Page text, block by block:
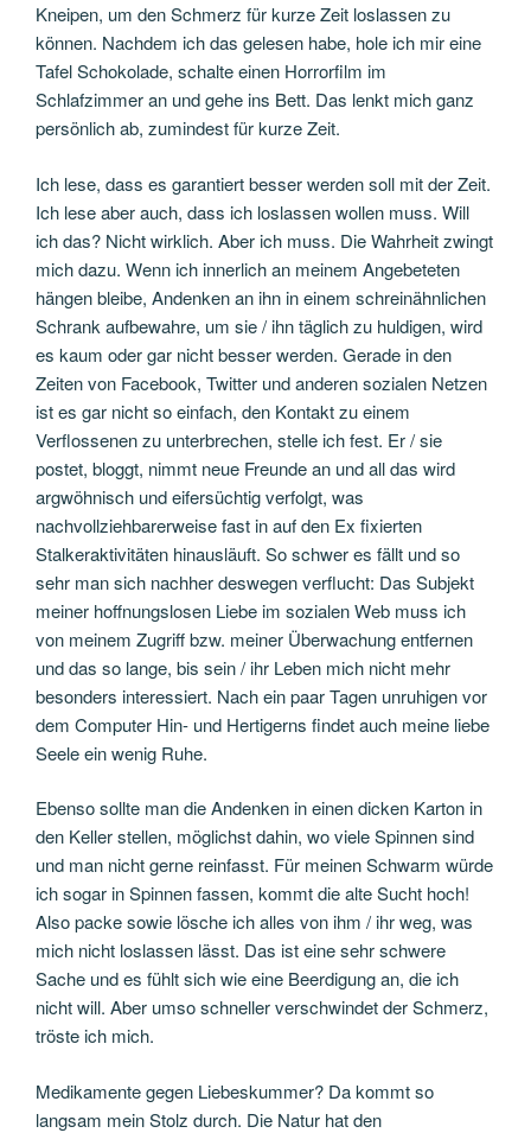
Kneipen, um den Schmerz für kurze Zeit loslassen zu
können. Nachdem ich das gelesen habe, hole ich mir eine
Tafel Schokolade, schalte einen Horrorfilm im
Schlafzimmer an und gehe ins Bett. Das lenkt mich ganz
persönlich ab, zumindest für kurze Zeit.
Ich lese, dass es garantiert besser werden soll mit der Zeit.
Ich lese aber auch, dass ich loslassen wollen muss. Will
ich das? Nicht wirklich. Aber ich muss. Die Wahrheit zwingt
mich dazu. Wenn ich innerlich an meinem Angebeteten
hängen bleibe, Andenken an ihn in einem schreinähnlichen
Schrank aufbewahre, um sie / ihn täglich zu huldigen, wird
es kaum oder gar nicht besser werden. Gerade in den
Zeiten von Facebook, Twitter und anderen sozialen Netzen
ist es gar nicht so einfach, den Kontakt zu einem
Verflossenen zu unterbrechen, stelle ich fest. Er / sie
postet, bloggt, nimmt neue Freunde an und all das wird
argwöhnisch und eifersüchtig verfolgt, was
nachvollziehbarerweise fast in auf den Ex fixierten
Stalkeraktivitäten hinausläuft. So schwer es fällt und so
sehr man sich nachher deswegen verflucht: Das Subjekt
meiner hoffnungslosen Liebe im sozialen Web muss ich
von meinem Zugriff bzw. meiner Überwachung entfernen
und das so lange, bis sein / ihr Leben mich nicht mehr
besonders interessiert. Nach ein paar Tagen unruhigen vor
dem Computer Hin- und Hertigerns findet auch meine liebe
Seele ein wenig Ruhe.
Ebenso sollte man die Andenken in einen dicken Karton in
den Keller stellen, möglichst dahin, wo viele Spinnen sind
und man nicht gerne reinfasst. Für meinen Schwarm würde
ich sogar in Spinnen fassen, kommt die alte Sucht hoch!
Also packe sowie lösche ich alles von ihm / ihr weg, was
mich nicht loslassen lässt. Das ist eine sehr schwere
Sache und es fühlt sich wie eine Beerdigung an, die ich
nicht will. Aber umso schneller verschwindet der Schmerz,
tröste ich mich.
Medikamente gegen Liebeskummer? Da kommt so
langsam mein Stolz durch. Die Natur hat den